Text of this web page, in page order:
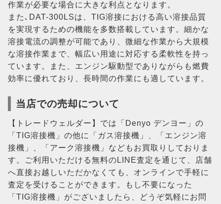
作業が必要な場合に大きな利点となります。
また､DAT-300LSは、TIG溶接における高い溶接品質
を実現するための機能を多数搭載しています。細かな
溶接電流の調整が可能であり、微細な作業から大規模
な溶接作業まで、幅広い用途に対応する柔軟性を持っ
ています。また、エンジン駆動型でありながらも燃費
効率に優れており、長時間の作業にも適しています。
当店での売却について
【トレードウェルダー】では「Denyo デンヨー」の
「TIG溶接機」の他に「ガス溶接機」、「エンジン溶
接機」、「アーク溶接機」などもお買取りしておりま
す。ご利用いただける無料のLINE査定を通じて、店舗
へ直接お越しいただかなくても、オンラインで手軽に
査定を受けることができます。もし不要になった
「TIG溶接機」がございましたら、どうぞ気軽にお問